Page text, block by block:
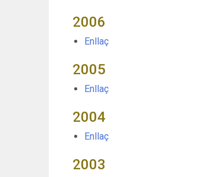
2006
Enllaç
2005
Enllaç
2004
Enllaç
2003